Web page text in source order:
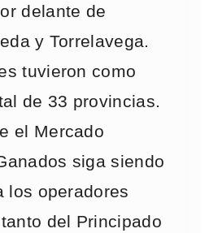
delante de
y Torrelavega.
tuvieron como
de 33 provincias.
el Mercado
siga siendo
los operadores
del Principado